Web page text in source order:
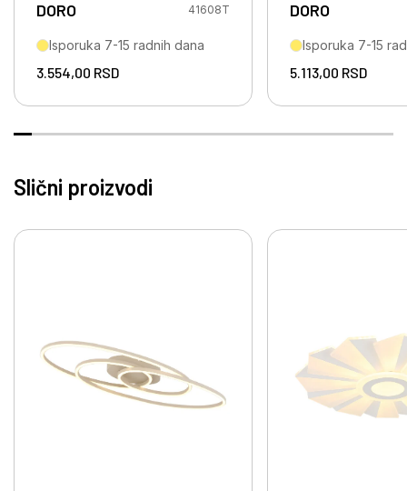
DORO 41608T
Isporuka 7-15 radnih dana
3.554,00 RSD
DORO
Isporuka 7-15
5.113,00 RSD
Slični proizvodi